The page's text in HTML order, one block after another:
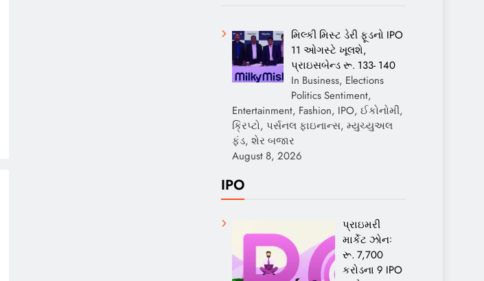
મિલ્કી મિસ્ટ ડેરી ફૂડનો IPO
11 ઓગસ્ટે ખૂલશે,
પ્રાઇસબેન્ડ રૂ. 133- 140
In Business, Elections
Politics Sentiment,
Entertainment, Fashion, IPO, ઈકોનોમી,
ક્રિપ્ટો, પર્સનલ ફાઇનાન્સ, મ્યુચ્યુઅલ
ફંડ, શેર બજાર
August 8, 2026
IPO
પ્રાઇમરી
માર્કેટ ઝોનઃ
રૂ. 7,700
કરોડના 9 IPO